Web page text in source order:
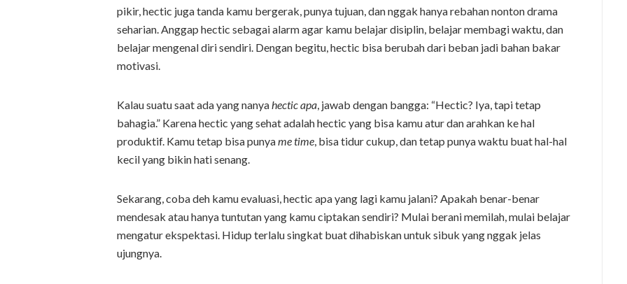
pikir, hectic juga tanda kamu bergerak, punya tujuan, dan nggak hanya rebahan nonton drama
seharian. Anggap hectic sebagai alarm agar kamu belajar disiplin, belajar membagi waktu, dan
belajar mengenal diri sendiri. Dengan begitu, hectic bisa berubah dari beban jadi bahan bakar
motivasi.
Kalau suatu saat ada yang nanyahectic apa, jawab dengan bangga: “Hectic? Iya, tapi tetap
bahagia.” Karena hectic yang sehat adalah hectic yang bisa kamu atur dan arahkan ke hal
produktif. Kamu tetap bisa punyame time, bisa tidur cukup, dan tetap punya waktu buat hal-hal
kecil yang bikin hati senang.
Sekarang, coba deh kamu evaluasi, hectic apa yang lagi kamu jalani? Apakah benar-benar
mendesak atau hanya tuntutan yang kamu ciptakan sendiri? Mulai berani memilah, mulai belajar
mengatur ekspektasi. Hidup terlalu singkat buat dihabiskan untuk sibuk yang nggak jelas
ujungnya.